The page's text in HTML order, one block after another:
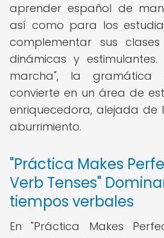
aprender español de
así como para los
complementar sus
dinámicas y estimulantes.
marcha", la gramática
convierte en un área de
enriquecedora, alejada de
aburrimiento.
"Práctica Makes
Verb Tenses"
tiempos verbales
En "Práctica Makes